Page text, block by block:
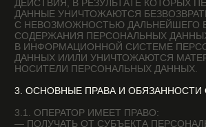
РАСПРОСТРАНЕНИЯ ПЕРСОНАЛЬНЫХ ДАННЫХ, А ТАКЖЕ
ОТ ИНЫХ НЕПРАВОМЕРНЫХ ДЕЙСТВИЙ В ОТНОШЕНИИ
ПЕРСОНАЛЬНЫХ ДАННЫХ;
— ПРЕКРАТИТЬ ПЕРЕДАЧУ (РАСПРОСТРАНЕНИЕ,
ПРЕДОСТАВЛЕНИЕ, ДОСТУП) ПЕРСОНАЛЬНЫХ ДАННЫХ,
ПРЕКРАТИТЬ ОБРАБОТКУ И УНИЧТОЖИТЬ
ПЕРСОНАЛЬНЫЕ ДАННЫЕ В ПОРЯДКЕ И СЛУЧАЯХ,
ПРЕДУСМОТРЕННЫХ ЗАКОНОМ О ПЕРСОНАЛЬНЫХ
ДАННЫХ;
ДАННЫХ.
4. ОСНОВНЫЕ ПРАВА И ОБЯЗАННОСТИ СУБЪЕКТОВ
ПЕРСОНАЛЬНЫХ ДАННЫХ